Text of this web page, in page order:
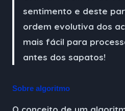
sentimento e deste
ordem evolutiva dos
mais fácil para
antes dos sapatos!
Sobre algoritmo